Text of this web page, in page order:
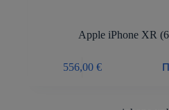
Apple iPhone XR
556,00 €